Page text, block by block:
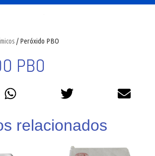
/ Peróxido PBO
PBO
relacionados